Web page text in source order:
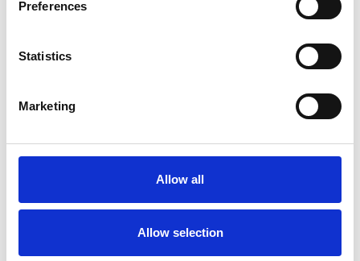
Preferences
Statistics
Marketing
Allow all
Allow selection
La Škoda avvia la produzione del suo SUV Peaq